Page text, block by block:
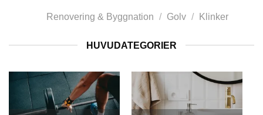
Renovering & Byggnation / Golv / Klinker
HUVUDATEGORIER